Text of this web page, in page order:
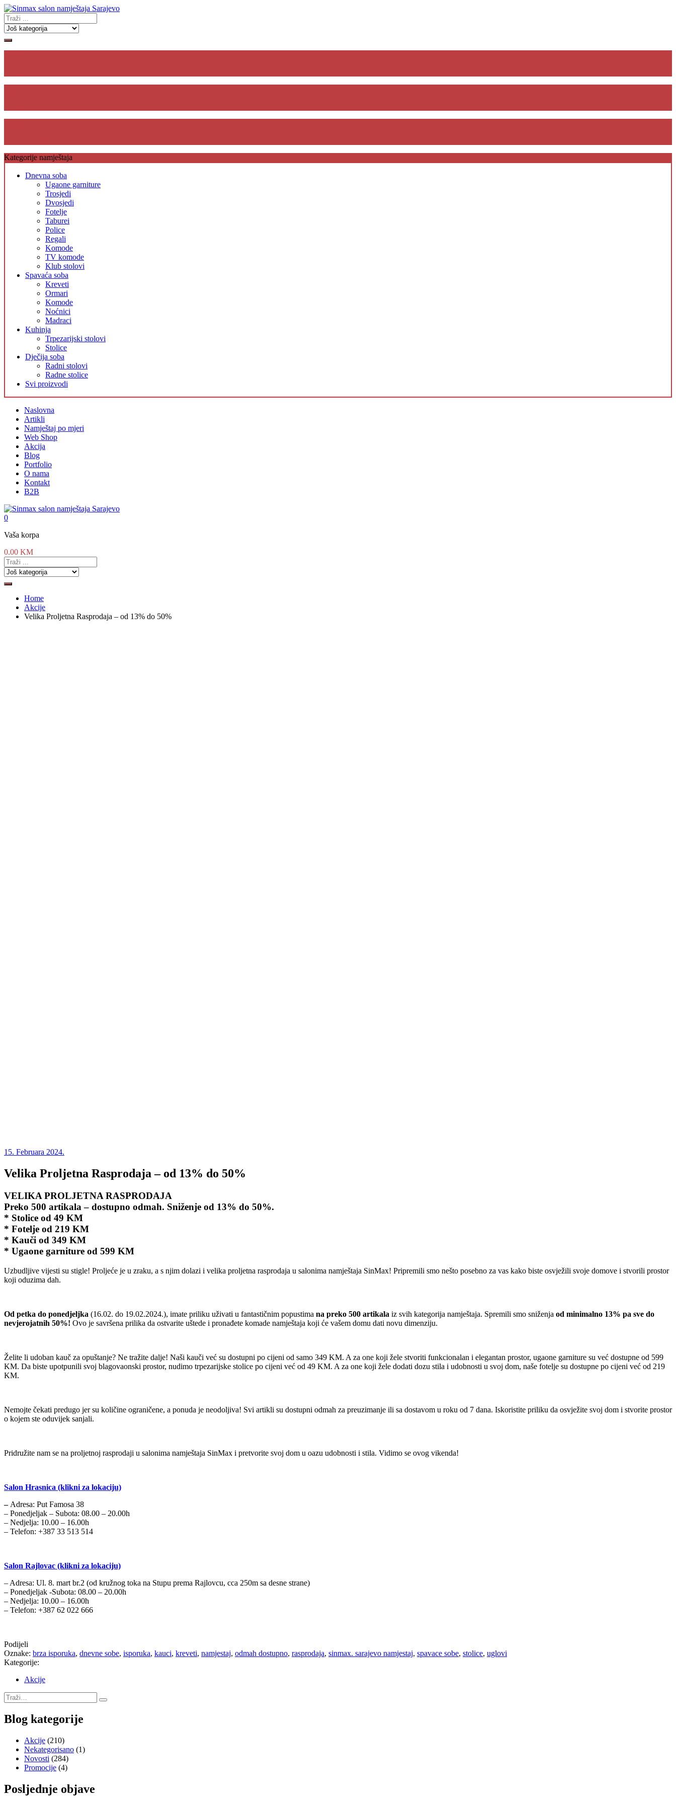
Kategorije namještaja
Dnevna soba
Ugaone garniture
Trosjedi
Dvosjedi
Fotelje
Taburei
Police
Regali
Komode
TV komode
Klub stolovi
Spavaća soba
Kreveti
Ormari
Komode
Noćnici
Madraci
Kuhinja
Trpezarijski stolovi
Stolice
Dječija soba
Radni stolovi
Radne stolice
Svi proizvodi
Naslovna
Artikli
Namještaj po mjeri
Web Shop
Akcija
Blog
Portfolio
O nama
Kontakt
B2B
0
Vaša korpa
0.00 KM
Home
Akcije
Velika Proljetna Rasprodaja – od 13% do 50%
15. Februara 2024.
Velika Proljetna Rasprodaja – od 13% do 50%
VELIKA PROLJETNA RASPRODAJA
Preko 500 artikala – dostupno odmah. Sniženje od 13% do 50%.
* Stolice od 49 KM
* Fotelje od 219 KM
* Kauči od 349 KM
* Ugaone garniture od 599 KM
Uzbudljive vijesti su stigle! Proljeće je u zraku, a s njim dolazi i velika proljetna rasprodaja u salonima namještaja SinMax! Pripremili smo nešto posebno za vas kako biste osvježili svoje domove i stvorili prostor
koji oduzima dah.
Od petka do ponedjeljka (16.02. do 19.02.2024.), imate priliku uživati u fantastičnim popustima na preko 500 artikala iz svih kategorija namještaja. Spremili smo sniženja od minimalno 13% pa sve do
nevjerojatnih 50%! Ovo je savršena prilika da ostvarite uštede i pronađete komade namještaja koji će vašem domu dati novu dimenziju.
Želite li udoban kauč za opuštanje? Ne tražite dalje! Naši kauči već su dostupni po cijeni od samo 349 KM. A za one koji žele stvoriti funkcionalan i elegantan prostor, ugaone garniture su već dostupne od 599
KM. Da biste upotpunili svoj blagovaonski prostor, nudimo trpezarijske stolice po cijeni već od 49 KM. A za one koji žele dodati dozu stila i udobnosti u svoj dom, naše fotelje su dostupne po cijeni već od 219
KM.
Nemojte čekati predugo jer su količine ograničene, a ponuda je neodoljiva! Svi artikli su dostupni odmah za preuzimanje ili sa dostavom u roku od 7 dana. Iskoristite priliku da osvježite svoj dom i stvorite prostor
o kojem ste oduvijek sanjali.
Pridružite nam se na proljetnoj rasprodaji u salonima namještaja SinMax i pretvorite svoj dom u oazu udobnosti i stila. Vidimo se ovog vikenda!
Salon Hrasnica (klikni za lokaciju)
– Adresa: Put Famosa 38
– Ponedjeljak – Subota: 08.00 – 20.00h
– Nedjelja: 10.00 – 16.00h
– Telefon: +387 33 513 514
Salon Rajlovac (klikni za lokaciju)
– Adresa: Ul. 8. mart br.2 (od kružnog toka na Stupu prema Rajlovcu, cca 250m sa desne strane)
– Ponedjeljak -Subota: 08.00 – 20.00h
– Nedjelja: 10.00 – 16.00h
– Telefon: +387 62 022 666
Podijeli
Oznake: brza isporuka, dnevne sobe, isporuka, kauci, kreveti, namjestaj, odmah dostupno, rasprodaja, sinmax. sarajevo namjestaj, spavace sobe, stolice, uglovi
Kategorije:
Akcije
Blog kategorije
Akcije (210)
Nekategorisano (1)
Novosti (284)
Promocije (4)
Posljednje objave